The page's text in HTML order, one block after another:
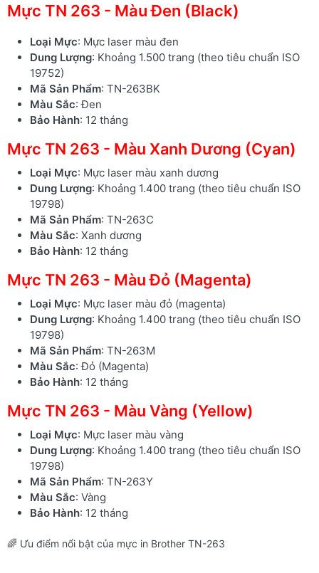
Mực TN 263 - Màu Đen (Black)
Loại Mực: Mực laser màu đen
Dung Lượng: Khoảng 1.500 trang (theo tiêu chuẩn ISO
19752)
Mã Sản Phẩm: TN-263BK
Màu Sắc: Đen
Bảo Hành: 12 tháng
Mực TN 263 - Màu Xanh Dương (Cyan)
Loại Mực: Mực laser màu xanh dương
Dung Lượng: Khoảng 1.400 trang (theo tiêu chuẩn ISO
19798)
Mã Sản Phẩm: TN-263C
Màu Sắc: Xanh dương
Bảo Hành: 12 tháng
Mực TN 263 - Màu Đỏ (Magenta)
Loại Mực: Mực laser màu đỏ (magenta)
Dung Lượng: Khoảng 1.400 trang (theo tiêu chuẩn ISO
19798)
Mã Sản Phẩm: TN-263M
Màu Sắc: Đỏ (Magenta)
Bảo Hành: 12 tháng
Mực TN 263 - Màu Vàng (Yellow)
Loại Mực: Mực laser màu vàng
Dung Lượng: Khoảng 1.400 trang (theo tiêu chuẩn ISO
19798)
Mã Sản Phẩm: TN-263Y
Màu Sắc: Vàng
Bảo Hành: 12 tháng
🌈 Ưu điểm nổi bật của mực in Brother TN-263